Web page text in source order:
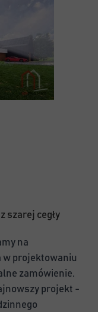
szarej cegły
na
w projektowaniu
zamówienie.
projekt -